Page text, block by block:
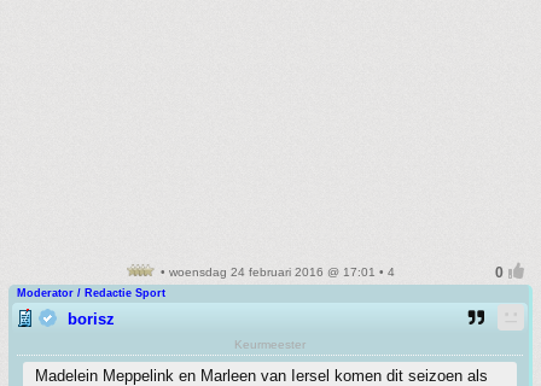
• woensdag 24 februari 2016 @ 17:01 • 4
Moderator / Redactie Sport
borisz
Keurmeester
Madelein Meppelink en Marleen van Iersel komen dit seizoen als